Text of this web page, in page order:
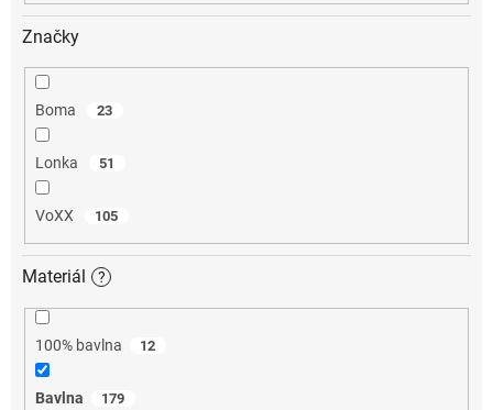
Značky
Boma 23
Lonka 51
VoXX 105
Materiál ?
100% bavlna 12
Bavlna 179